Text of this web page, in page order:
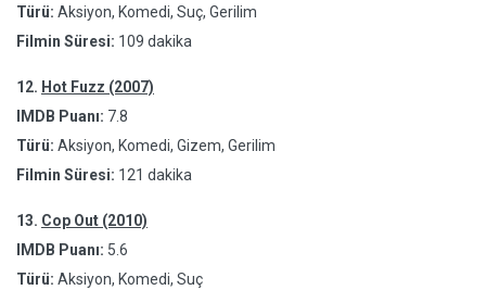
Türü: Aksiyon, Komedi, Suç, Gerilim
Filmin Süresi: 109 dakika
12. Hot Fuzz (2007)
IMDB Puanı: 7.8
Türü: Aksiyon, Komedi, Gizem, Gerilim
Filmin Süresi: 121 dakika
13. Cop Out (2010)
IMDB Puanı: 5.6
Türü: Aksiyon, Komedi, Suç